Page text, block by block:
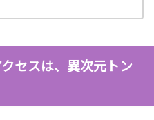
セスは、異次元トン